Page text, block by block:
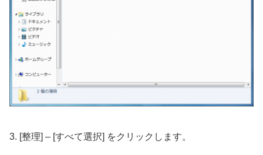
3. [整理] – [すべて選択] をクリックします。